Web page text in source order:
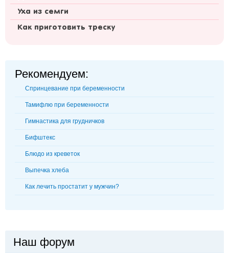
Уха из семги
Как приготовить треску
Рекомендуем:
Спринцевание при беременности
Тамифлю при беременности
Гимнастика для грудничков
Бифштекс
Блюдо из креветок
Выпечка хлеба
Как лечить простатит у мужчин?
Наш форум